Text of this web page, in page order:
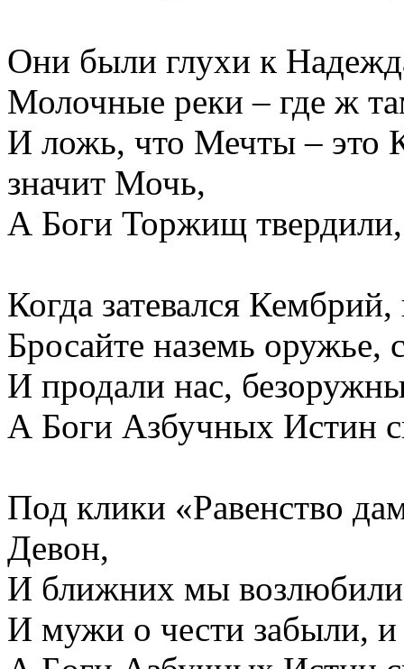
Они были глухи к
Молочные реки – где ж
И ложь, что Мечты – это
значит Мочь,
А Боги Торжищ твердили,
Когда затевался
Бросайте наземь оружье,
И продали нас,
А Боги Азбучных Истин
Под клики «Равенство
Девон,
И ближних мы
И мужи о чести забыли,